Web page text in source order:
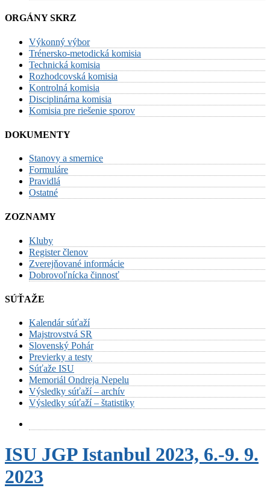
ORGÁNY SKRZ
Výkonný výbor
Trénersko-metodická komisia
Technická komisia
Rozhodcovská komisia
Kontrolná komisia
Disciplinárna komisia
Komisia pre riešenie sporov
DOKUMENTY
Stanovy a smernice
Formuláre
Pravidlá
Ostatné
ZOZNAMY
Kluby
Register členov
Zverejňované informácie
Dobrovoľnícka činnosť
SÚŤAŽE
Kalendár súťaží
Majstrovstvá SR
Slovenský Pohár
Previerky a testy
Súťaže ISU
Memoriál Ondreja Nepelu
Výsledky súťaží – archív
Výsledky súťaží – štatistiky
ISU JGP Istanbul 2023, 6.-9. 9.
2023